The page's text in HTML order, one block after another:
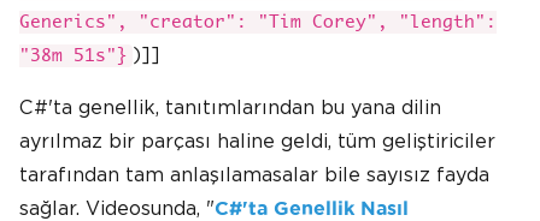
Generics", "creator": "Tim Corey", "length":
"38m 51s"} )]]
C#'ta genellik, tanıtımlarından bu yana dilin
ayrılmaz bir parçası haline geldi, tüm geliştiriciler
tarafından tam anlaşılamasalar bile sayısız fayda
sağlar. Videosunda, "C#'ta Genellik Nasıl